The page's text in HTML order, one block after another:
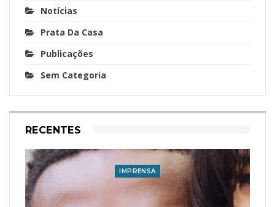
Notícias
Prata Da Casa
Publicações
Sem Categoria
RECENTES
IMPRENSA